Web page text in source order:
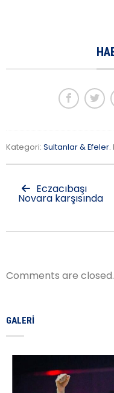
Kategori: Sultanlar & Efeler.
Eczacıbaşı
Novara karşısında
Comments are closed.
GALERI